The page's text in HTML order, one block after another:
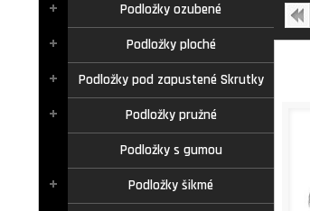
Podložky ozubené
Podložky ploché
Podložky pod zapustené Skrutky
Podložky pružné
Podložky s gumou
Podložky šikmé